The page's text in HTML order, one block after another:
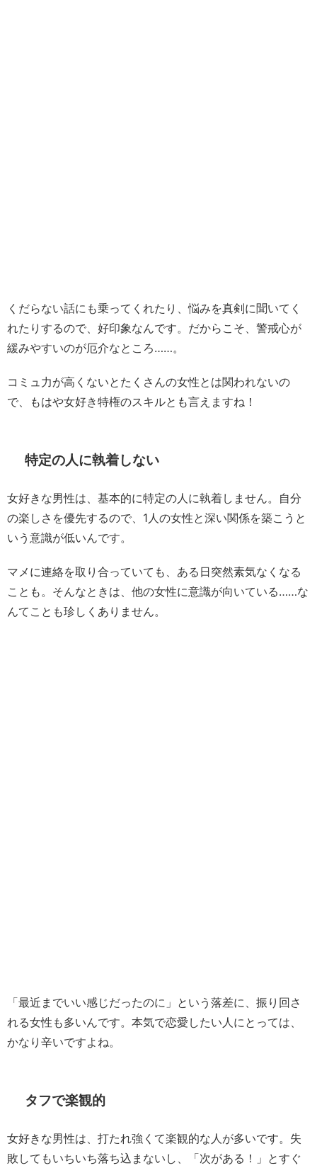
くだらない話にも乗ってくれたり、悩みを真剣に聞いてく
れたりするので、好印象なんです。だからこそ、警戒心が
緩みやすいのが厄介なところ……。
コミュ力が高くないとたくさんの女性とは関われないの
で、もはや女好き特権のスキルとも言えますね！
特定の人に執着しない
女好きな男性は、基本的に特定の人に執着しません。自分
の楽しさを優先するので、1人の女性と深い関係を築こうと
いう意識が低いんです。
マメに連絡を取り合っていても、ある日突然素気なくなる
ことも。そんなときは、他の女性に意識が向いている……な
んてことも珍しくありません。
「最近までいい感じだったのに」という落差に、振り回さ
れる女性も多いんです。本気で恋愛したい人にとっては、
かなり辛いですよね。
タフで楽観的
女好きな男性は、打たれ強くて楽観的な人が多いです。失
敗してもいちいち落ち込まないし、「次がある！」とすぐ